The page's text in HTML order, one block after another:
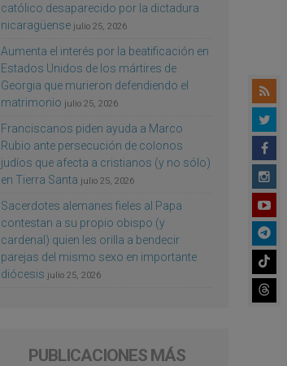
católico desaparecido por la dictadura
nicaragüense julio 25, 2026
Aumenta el interés por la beatificación en
Estados Unidos de los mártires de
Georgia que murieron defendiendo el
matrimonio julio 25, 2026
Franciscanos piden ayuda a Marco
Rubio ante persecución de colonos
judíos que afecta a cristianos (y no sólo)
en Tierra Santa julio 25, 2026
Sacerdotes alemanes fieles al Papa
contestan a su propio obispo (y
cardenal) quien les orilla a bendecir
parejas del mismo sexo en importante
diócesis julio 25, 2026
PUBLICACIONES MÁS